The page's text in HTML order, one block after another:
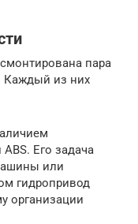
пара
Каждый из них
Его задача
или
гидропривод
организации